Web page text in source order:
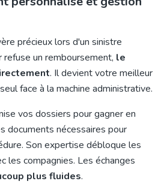
précieux lors d'un sinistre
refuse un remboursement, le
. Il devient votre meilleur
face à la machine administrative.
vos dossiers pour gagner en
documents nécessaires pour
Son expertise débloque les
les compagnies. Les échanges
plus fluides.